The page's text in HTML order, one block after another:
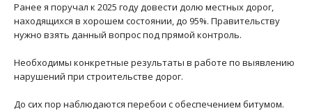
Ранее я поручал к 2025 году довести долю местных дорог,
находящихся в хорошем состоянии, до 95%. Правительству
нужно взять данный вопрос под прямой контроль.
Необходимы конкретные результаты в работе по выявлению
нарушений при строительстве дорог.
До сих пор наблюдаются перебои с обеспечением битумом.